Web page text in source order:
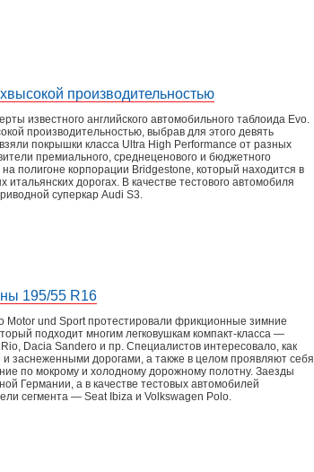
производительностью
известного английского автомобильного таблоида Evo.
производительностью, выбрав для этого девять
покрышки класса Ultra High Performance от разных
премиального, среднеценового и бюджетного
полигоне корпорации Bridgestone, который находится в
дорогах. В качестве тестового автомобиля
суперкар Audi S3.
195/55 R16
Motor und Sport протестировали фрикционные зимние
подходит многим легковушкам компакт-класса —
Dacia Sandero и пр. Специалистов интересовало, как
заснеженными дорогами, а также в целом проявляют себя
по мокрому и холодному дорожному полотну. Заезды
Германии, а в качестве тестовых автомобилей
сегмента — Seat Ibiza и Volkswagen Polo.